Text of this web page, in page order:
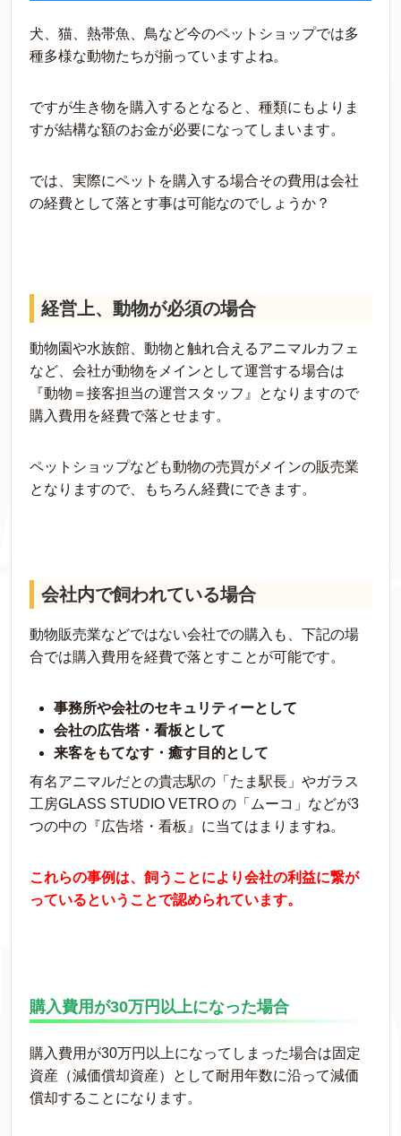
犬、猫、熱帯魚、鳥など今のペットショップでは多
種多様な動物たちが揃っていますよね。
ですが生き物を購入するとなると、種類にもよりま
すが結構な額のお金が必要になってしまいます。
では、実際にペットを購入する場合その費用は会社
の経費として落とす事は可能なのでしょうか？
経営上、動物が必須の場合
動物園や水族館、動物と触れ合えるアニマルカフェ
など、会社が動物をメインとして運営する場合は
『動物＝接客担当の運営スタッフ』となりますので
購入費用を経費で落とせます。
ペットショップなども動物の売買がメインの販売業
となりますので、もちろん経費にできます。
会社内で飼われている場合
動物販売業などではない会社での購入も、下記の場
合では購入費用を経費で落とすことが可能です。
事務所や会社のセキュリティーとして
会社の広告塔・看板として
来客をもてなす・癒す目的として
有名アニマルだとの貴志駅の「たま駅長」やガラス
工房GLASS STUDIO VETRO の「ムーコ」などが3
つの中の『広告塔・看板』に当てはまりますね。
これらの事例は、飼うことにより会社の利益に繋が
っているということで認められています。
購入費用が30万円以上になった場合
購入費用が30万円以上になってしまった場合は固定
資産（減価償却資産）として耐用年数に沿って減価
償却することになります。